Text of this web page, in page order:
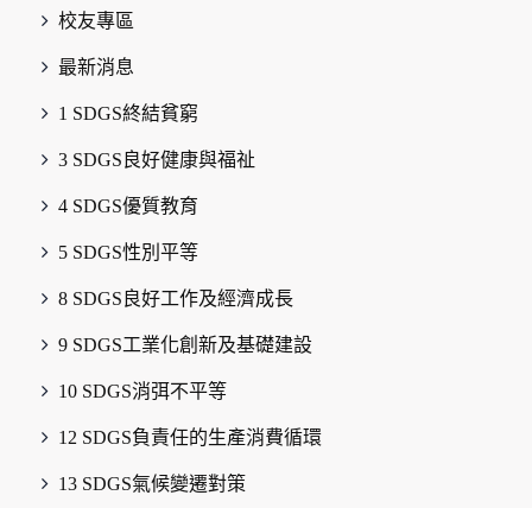
校友專區
最新消息
1 SDGS終結貧窮
3 SDGS良好健康與福祉
4 SDGS優質教育
5 SDGS性別平等
8 SDGS良好工作及經濟成長
9 SDGS工業化創新及基礎建設
10 SDGS消弭不平等
12 SDGS負責任的生產消費循環
13 SDGS氣候變遷對策